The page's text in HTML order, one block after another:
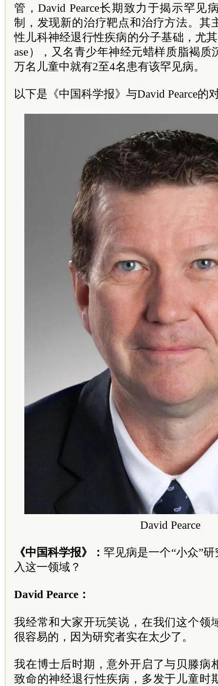
管，David Pearce长期致力于揭示罕见
制，发现新的治疗靶点和治疗方法。其
性儿科神经退行性疾病的分子基础，尤
ase），又名青少年神经元蜡样质脂褐质
万名儿童中就有2至4名患有该罕见病。
以下是《中国科学报》与David Pearce的
David Pearce
《中国科学报》：罕见病是一个“小众”
入这一领域？
David Pearce：
我经常和大家开玩笑说，在我们这个领
很容易的，因为研究者实在太少了。
我在博士后时期，意外开启了与贝滕病
致命的神经退行性疾病，多发于儿童时